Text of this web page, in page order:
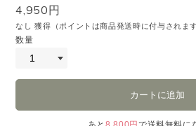
4,950円
なし 獲得（ポイントは商品発送時に付与されます
数量